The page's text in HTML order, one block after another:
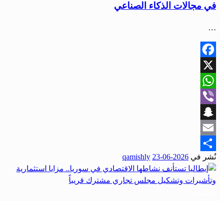
في مجالات الذكاء الصناعي
…
Facebook
X
WhatsApp
Viber
Snapchat
Email
Share
نُشر في 2026-06-23
qamishly